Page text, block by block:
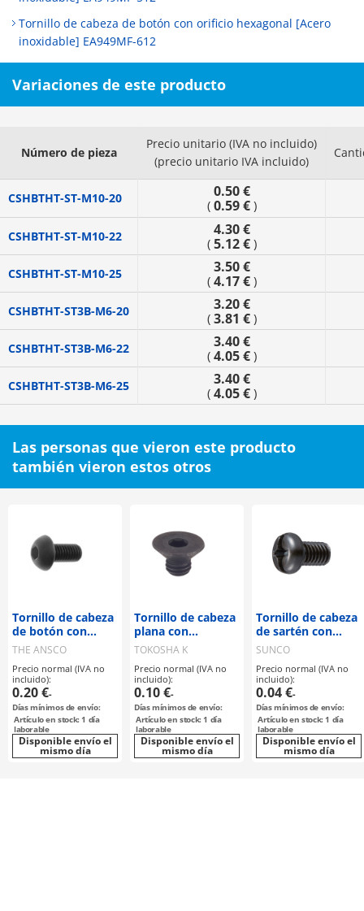
Tornillo de cabeza de botón con orificio hexagonal [Acero
inoxidable] EA949MF-612
Variaciones de este producto
Número de pieza
Precio unitario (IVA no incluido)
(precio unitario IVA incluido)
CSHBTHT-ST-M10-20 0.50 €
( 0.59 €)
CSHBTHT-ST-M10-22 4.30 €
( 5.12 €)
CSHBTHT-ST-M10-25 3.50 €
( 4.17 €)
CSHBTHT-ST3B-M6-20 3.20 €
( 3.81 €)
CSHBTHT-ST3B-M6-22 3.40 €
( 4.05 €)
CSHBTHT-ST3B-M6-25 3.40 €
( 4.05 €)
Las personas que vieron este producto
también vieron estos otros
Tornillo de cabeza
de botón con
hexágono interior
estándar SSS
THE ANSCO
Precio normal (IVA no
incluido):
0.20 €-
Días mínimos de envío:
Artículo en stock: 1 día
laborable
Disponible envío el
mismo día
Tornillo de cabeza
plana con
hexágono interior
estándar SSS
TOKOSHA K
Precio normal (IVA no
incluido):
0.10 €-
Días mínimos de envío:
Artículo en stock: 1 día
laborable
Disponible envío el
mismo día
Tornillo de cabeza
de sartén con
ranura
cruzada/recta
SUNCO
Precio normal (IVA no
incluido):
0.04 €-
Días mínimos de envío:
Artículo en stock: 1 día
laborable
Disponible envío el
mismo día